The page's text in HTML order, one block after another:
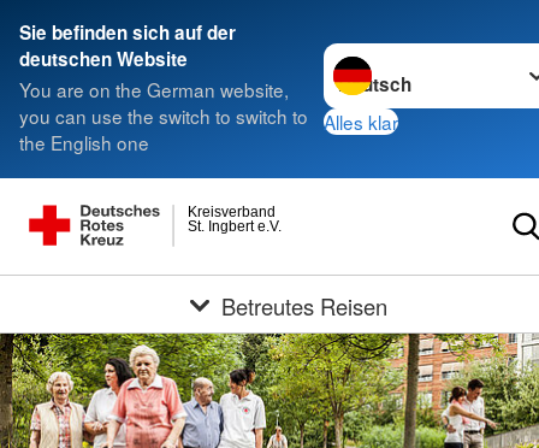
Sie befinden sich auf der
deutschen Website
You are on the German website,
you can use the switch to switch to
the English one
Sprache wechseln zu
Alles klar
St. Ingbert e.V.
Kreisverband
Betreutes Reisen